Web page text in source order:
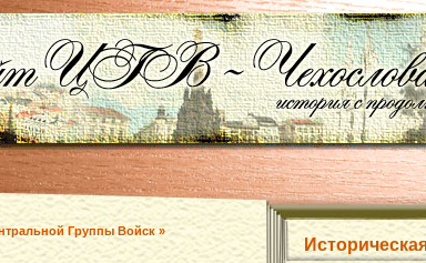
Группы Войск »